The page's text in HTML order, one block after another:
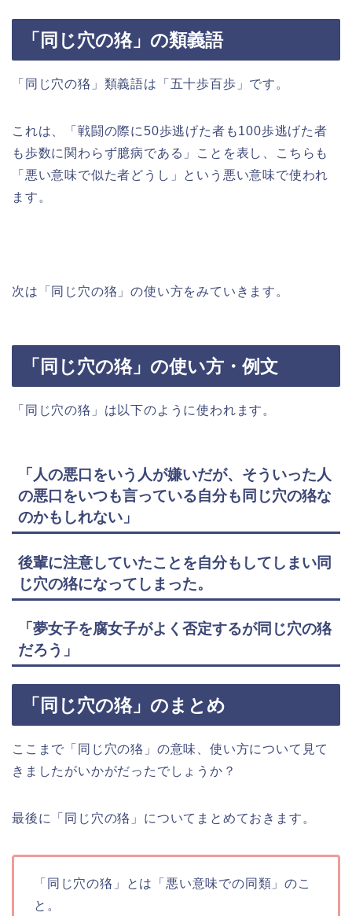
「同じ穴の狢」の類義語
「同じ穴の狢」類義語は「五十歩百歩」です。
これは、「戦闘の際に50歩逃げた者も100歩逃げた者
も歩数に関わらず臆病である」ことを表し、こちらも
「悪い意味で似た者どうし」という悪い意味で使われ
ます。
次は「同じ穴の狢」の使い方をみていきます。
「同じ穴の狢」の使い方・例文
「同じ穴の狢」は以下のように使われます。
「人の悪口をいう人が嫌いだが、そういった人
の悪口をいつも言っている自分も同じ穴の狢な
のかもしれない」
後輩に注意していたことを自分もしてしまい同
じ穴の狢になってしまった。
「夢女子を腐女子がよく否定するが同じ穴の狢
だろう」
「同じ穴の狢」のまとめ
ここまで「同じ穴の狢」の意味、使い方について見て
きましたがいかがだったでしょうか？
最後に「同じ穴の狢」についてまとめておきます。
「同じ穴の狢」とは「悪い意味での同類」のこ
と。